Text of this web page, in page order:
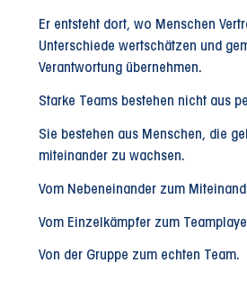
Er entsteht dort, wo Menschen
Unterschiede wertschätzen und
Verantwortung übernehmen.
Starke Teams bestehen nicht aus
Sie bestehen aus Menschen, die
miteinander zu wachsen.
Vom Nebeneinander zum
Vom Einzelkämpfer zum
Von der Gruppe zum echten Team.